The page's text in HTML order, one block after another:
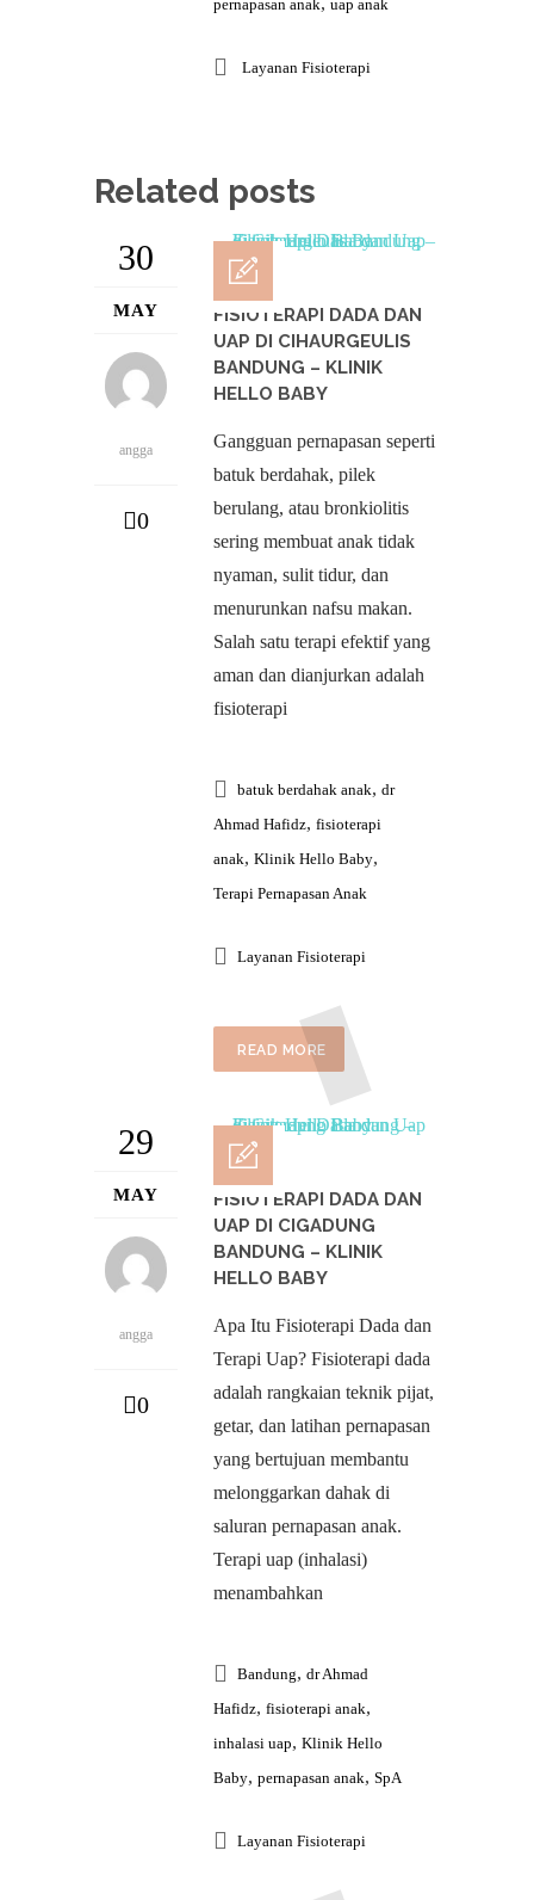
pernapasan anak uap anak
Layanan Fisioterapi
Related posts
30
MAY
angga
0
FISIOTERAPI DADA DAN
UAP DI CIHAURGEULIS
BANDUNG – KLINIK
HELLO BABY
Gangguan pernapasan seperti
batuk berdahak, pilek
berulang, atau bronkiolitis
sering membuat anak tidak
nyaman, sulit tidur, dan
menurunkan nafsu makan.
Salah satu terapi efektif yang
aman dan dianjurkan adalah
fisioterapi
batuk berdahak anak, dr
Ahmad Hafidz, fisioterapi
anak, Klinik Hello Baby,
Terapi Pernapasan Anak
Layanan Fisioterapi
READ MORE
29
MAY
angga
0
FISIOTERAPI DADA DAN
UAP DI CIGADUNG
BANDUNG – KLINIK
HELLO BABY
Apa Itu Fisioterapi Dada dan
Terapi Uap? Fisioterapi dada
adalah rangkaian teknik pijat,
getar, dan latihan pernapasan
yang bertujuan membantu
melonggarkan dahak di
saluran pernapasan anak.
Terapi uap (inhalasi)
menambahkan
Bandung, dr Ahmad
Hafidz, fisioterapi anak,
inhalasi uap, Klinik Hello
Baby, pernapasan anak, SpA
Layanan Fisioterapi